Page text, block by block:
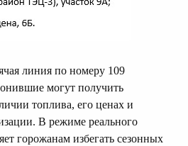
линия по номеру 109
могут получить
топлива, его ценах и
В режиме реального
горожанам избегать сезонных